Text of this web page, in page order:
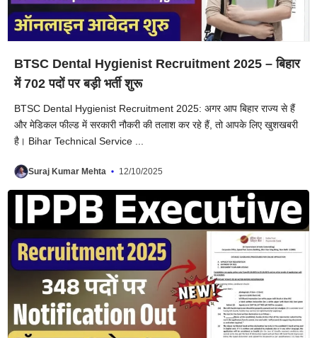
BTSC Dental Hygienist Recruitment 2025 – बिहार
में 702 पदों पर बड़ी भर्ती शुरू
BTSC Dental Hygienist Recruitment 2025: अगर आप बिहार राज्य से हैं
और मेडिकल फील्ड में सरकारी नौकरी की तलाश कर रहे हैं, तो आपके लिए खुशखबरी
है। Bihar Technical Service ...
Suraj Kumar Mehta 12/10/2025